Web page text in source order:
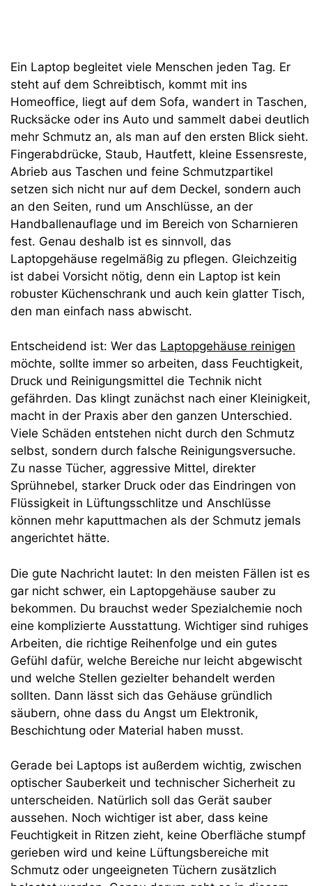
Ein Laptop begleitet viele Menschen jeden Tag. Er
steht auf dem Schreibtisch, kommt mit ins
Homeoffice, liegt auf dem Sofa, wandert in Taschen,
Rucksäcke oder ins Auto und sammelt dabei deutlich
mehr Schmutz an, als man auf den ersten Blick sieht.
Fingerabdrücke, Staub, Hautfett, kleine Essensreste,
Abrieb aus Taschen und feine Schmutzpartikel
setzen sich nicht nur auf dem Deckel, sondern auch
an den Seiten, rund um Anschlüsse, an der
Handballenauflage und im Bereich von Scharnieren
fest. Genau deshalb ist es sinnvoll, das
Laptopgehäuse regelmäßig zu pflegen. Gleichzeitig
ist dabei Vorsicht nötig, denn ein Laptop ist kein
robuster Küchenschrank und auch kein glatter Tisch,
den man einfach nass abwischt.
Entscheidend ist: Wer das Laptopgehäuse reinigen
möchte, sollte immer so arbeiten, dass Feuchtigkeit,
Druck und Reinigungsmittel die Technik nicht
gefährden. Das klingt zunächst nach einer Kleinigkeit,
macht in der Praxis aber den ganzen Unterschied.
Viele Schäden entstehen nicht durch den Schmutz
selbst, sondern durch falsche Reinigungsversuche.
Zu nasse Tücher, aggressive Mittel, direkter
Sprühnebel, starker Druck oder das Eindringen von
Flüssigkeit in Lüftungsschlitze und Anschlüsse
können mehr kaputtmachen als der Schmutz jemals
angerichtet hätte.
Die gute Nachricht lautet: In den meisten Fällen ist es
gar nicht schwer, ein Laptopgehäuse sauber zu
bekommen. Du brauchst weder Spezialchemie noch
eine komplizierte Ausstattung. Wichtiger sind ruhiges
Arbeiten, die richtige Reihenfolge und ein gutes
Gefühl dafür, welche Bereiche nur leicht abgewischt
und welche Stellen gezielter behandelt werden
sollten. Dann lässt sich das Gehäuse gründlich
säubern, ohne dass du Angst um Elektronik,
Beschichtung oder Material haben musst.
Gerade bei Laptops ist außerdem wichtig, zwischen
optischer Sauberkeit und technischer Sicherheit zu
unterscheiden. Natürlich soll das Gerät sauber
aussehen. Noch wichtiger ist aber, dass keine
Feuchtigkeit in Ritzen zieht, keine Oberfläche stumpf
gerieben wird und keine Lüftungsbereiche mit
Schmutz oder ungeeigneten Tüchern zusätzlich